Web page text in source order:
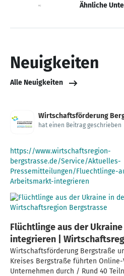
Neuigkeiten Ähnliche
Neuigkeiten
Alle Neuigkeiten
Wirtschaftsförderung
hat einen Beitrag geschrieben
https://www.wirtschaftsregion-
bergstrasse.de/Service/Aktuelles-
Pressemitteilungen/Fluechtlinge-
Arbeitsmarkt-integrieren
Flüchtlinge aus der
integrieren |
Wirtschaftsförderung Bergstraße
Kreises Bergstraße führten
Unternehmen durch / Rund 40